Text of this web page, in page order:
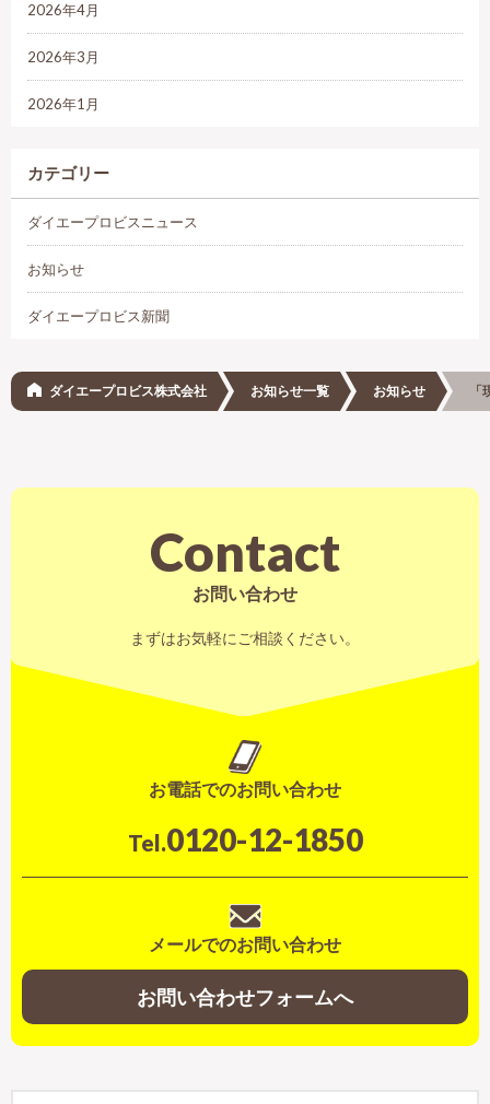
2026年4月
2026年3月
2026年1月
カテゴリー
ダイエープロビスニュース
お知らせ
ダイエープロビス新聞
ダイエープロビス株式会社 お知らせ一覧 お知らせ
Contact
お問い合わせ
まずはお気軽にご相談ください。
お電話でのお問い合わせ
Tel.0120-12-1850
メールでのお問い合わせ
お問い合わせフォームへ